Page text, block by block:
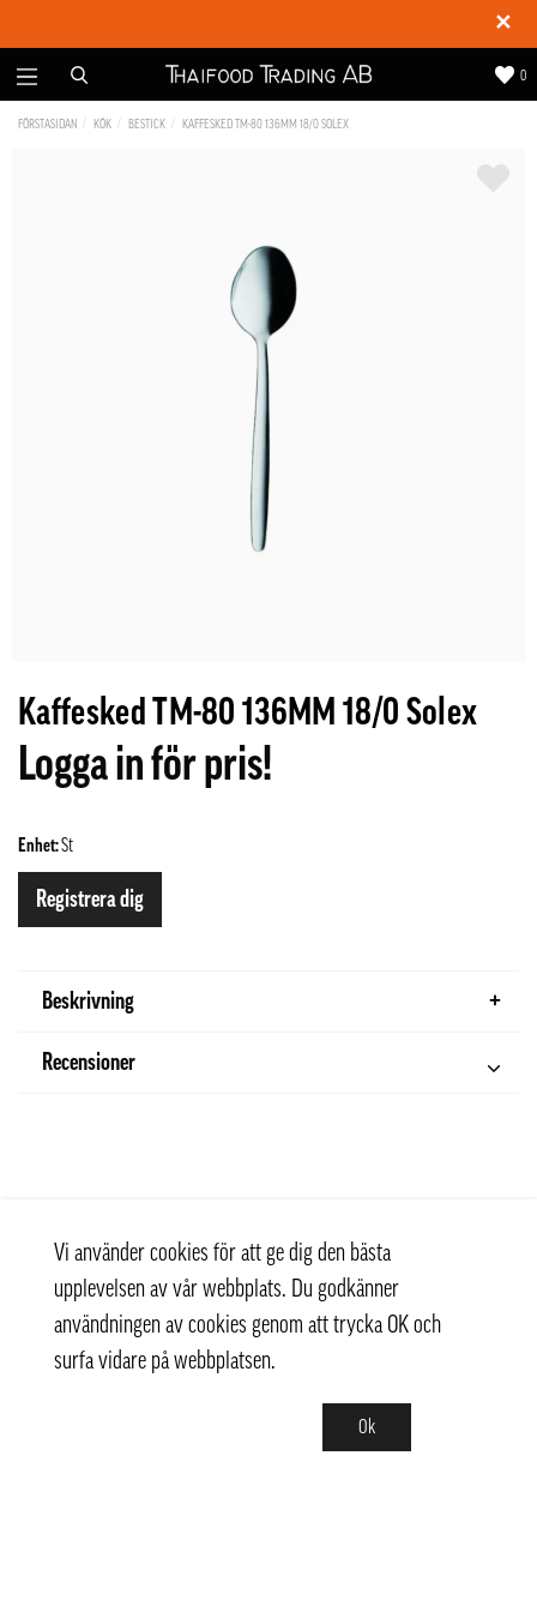
✕
0
FÖRSTASIDAN KÖK BESTICK KAFFESKED TM-80 136MM 18/0 SOLEX
Kaffesked TM-80 136MM 18/0 Solex
Logga in för pris!
Enhet:St
Registrera dig
Beskrivning
Recensioner
Vi använder cookies för att ge dig den bästa
upplevelsen av vår webbplats. Du godkänner
användningen av cookies genom att trycka OK och
surfa vidare på webbplatsen.
Ok